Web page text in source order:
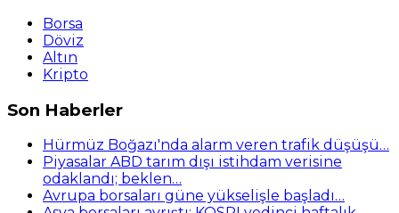
Borsa
Döviz
Altın
Kripto
Son Haberler
Hürmüz Boğazı'nda alarm veren trafik düşüşü…
Piyasalar ABD tarım dışı istihdam verisine
odaklandı; beklen…
Avrupa borsaları güne yükselişle başladı…